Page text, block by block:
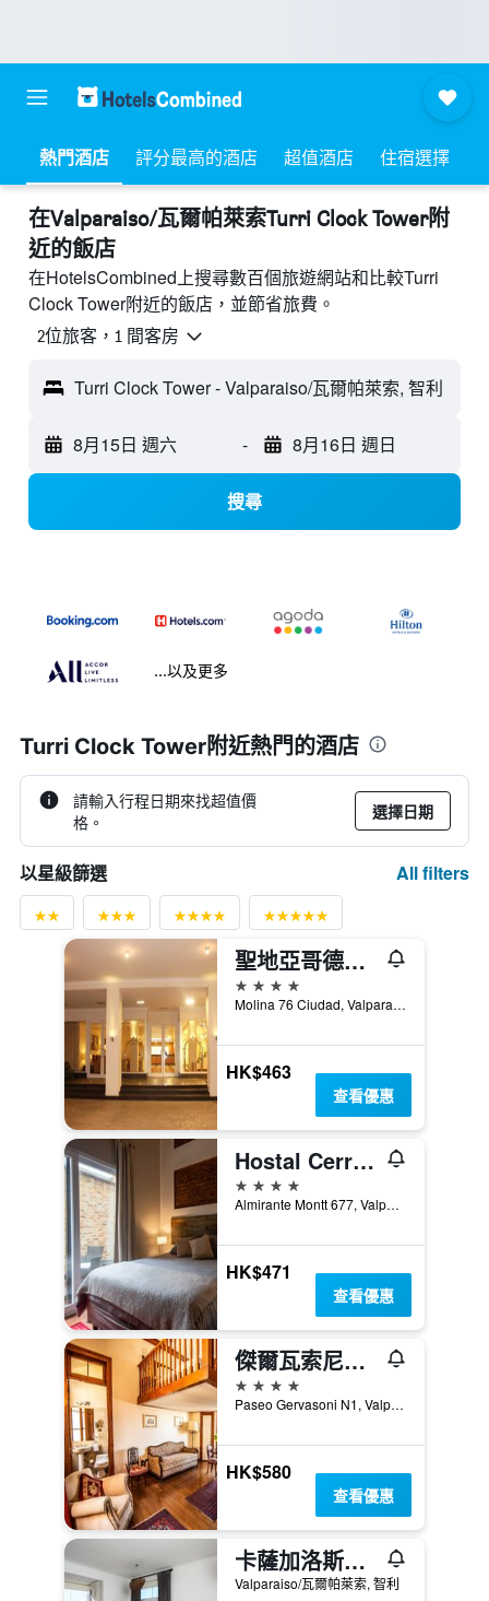
熱門酒店 評分最高的酒店 超值酒店 住宿選擇
​在Valparaiso/瓦爾帕萊索Turri Clock Tower附
近​的飯店
在HotelsCombined上搜尋數百個旅遊網站和比較Turri
Clock Tower附近的飯店，並節省旅費。
2位旅客，1 間客房
Turri Clock Tower - Valparaiso/瓦爾帕萊索, 智利
8月15日 週六 - 8月16日 週日
搜尋
...以及更多
Turri Clock Tower附近熱門的酒店
請輸入行程日期來找超值價
格。
選擇日期
以星級篩選 All filters
聖地亞哥德阿爾馬格羅瓦爾帕萊索酒店
4星級
Molina 76 Ciudad, Valparaiso/瓦爾帕萊索, 智利
HK$463
查看優惠
Hostal Cerro Alegre 青年旅舍 - 法爾巴拉索
4星級
Almirante Montt 677, Valparaiso/瓦爾帕萊索, 智利
HK$471
查看優惠
傑爾瓦索尼精品酒店
4星級
Paseo Gervasoni N1, Valparaiso/瓦爾帕萊索, 智利
HK$580
查看優惠
卡薩加洛斯閣樓酒店
Valparaiso/瓦爾帕萊索, 智利